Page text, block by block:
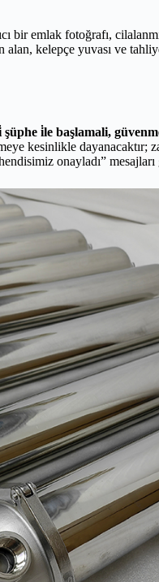
bir emlak fotoğrafı,
kelepçe yuvası ve
i̇le başlamali,
kesinlikle dayanacaktır;
onayladı” mesajları